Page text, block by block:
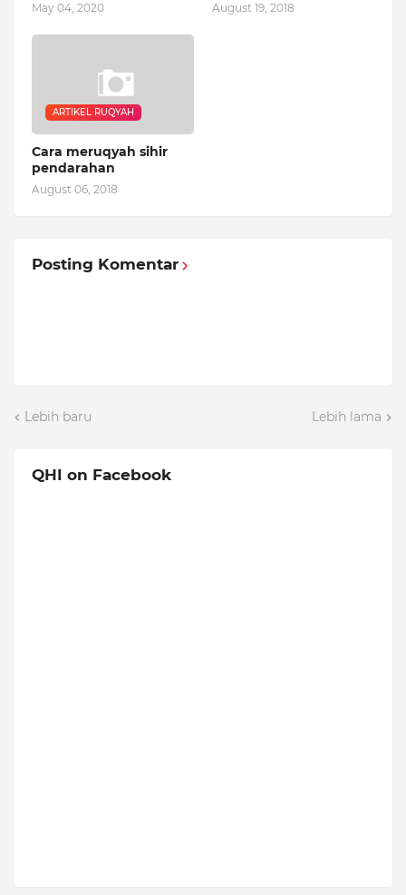
May 04, 2020 August 19, 2018
ARTIKEL RUQYAH
Cara meruqyah sihir
pendarahan
August 06, 2018
Posting Komentar
Lebih baru Lebih lama
QHI on Facebook